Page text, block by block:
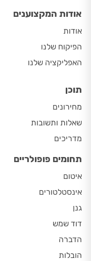
אודות המקצוענים
אודות
הפיקוח שלנו
האפליקציה שלנו
תוכן
מחירונים
שאלות ותשובות
מדריכים
תחומים פופולריים
איטום
אינסטלטורים
גנן
דוד שמש
הדברה
הובלות